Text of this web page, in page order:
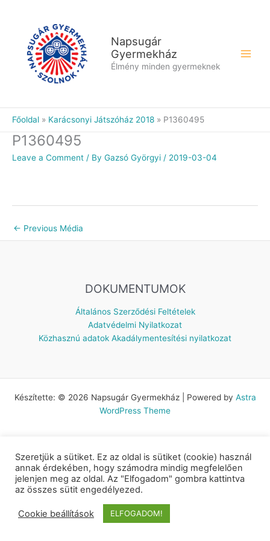
Napsugár
Gyermekház
Élmény minden gyermeknek
Főoldal Karácsonyi Játszóház 2018 P1360495
P1360495
Leave a Comment / By Gazsó Györgyi / 2019-03-04
← Previous Média
DOKUMENTUMOK
Általános Szerződési Feltételek
Adatvédelmi Nyilatkozat
Közhasznú adatok Akadálymentesítési nyilatkozat
Készítette: © 2026 Napsugár Gyermekház | Powered by Astra
WordPress Theme
Szeretjük a sütiket. Ez az oldal is sütiket (cookie) használ
annak érdekében, hogy számodra mindig megfelelően
jelenjen meg az oldal. Az "Elfogadom" gombra kattintva
az összes sütit engedélyezed.
Cookie beállítások ELFOGADOM!